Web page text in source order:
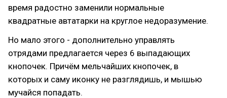
время радостно заменили нормальные
квадратные автатарки на круглое недоразумение.
Но мало этого - дополнительно управлять
отрядами предлагается через 6 выпадающих
кнопочек. Причём мельчайших кнопочек, в
которых и саму иконку не разглядишь, и мышью
мучайся попадать.